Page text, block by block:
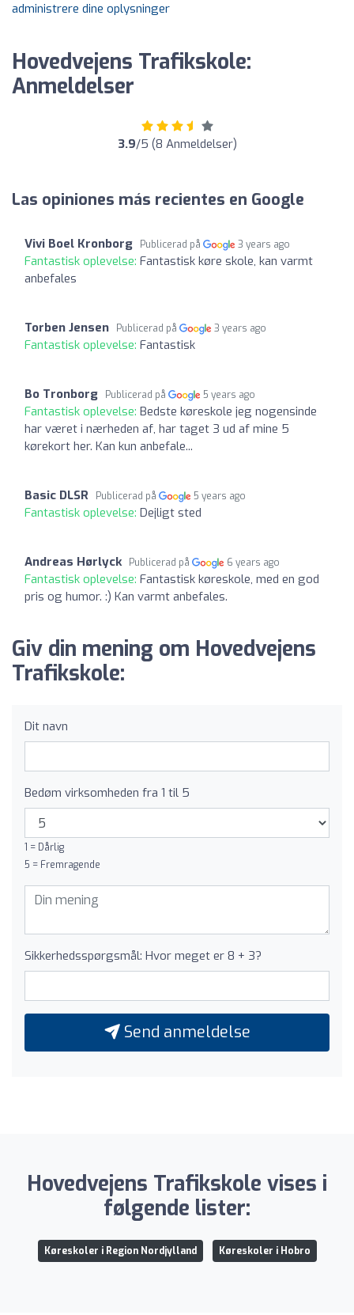
administrere dine oplysninger
Hovedvejens Trafikskole:
Anmeldelser
3.9/5 (8 Anmeldelser)
Las opiniones más recientes en Google
Vivi Boel Kronborg Publicerad på 3 years ago
Fantastisk oplevelse: Fantastisk køre skole, kan varmt
anbefales
Torben Jensen Publicerad på 3 years ago
Fantastisk oplevelse: Fantastisk
Bo Tronborg Publicerad på 5 years ago
Fantastisk oplevelse: Bedste køreskole jeg nogensinde
har været i nærheden af, har taget 3 ud af mine 5
kørekort her. Kan kun anbefale...
Basic DLSR Publicerad på 5 years ago
Fantastisk oplevelse: Dejligt sted
Andreas Hørlyck Publicerad på 6 years ago
Fantastisk oplevelse: Fantastisk køreskole, med en god
pris og humor. :) Kan varmt anbefales.
Giv din mening om Hovedvejens
Trafikskole:
Dit navn
Bedøm virksomheden fra 1 til 5
1 = Dårlig
5 = Fremragende
Sikkerhedsspørgsmål: Hvor meget er 8 + 3?
Send anmeldelse
Hovedvejens Trafikskole vises i
følgende lister:
Køreskoler i Region Nordjylland Køreskoler i Hobro